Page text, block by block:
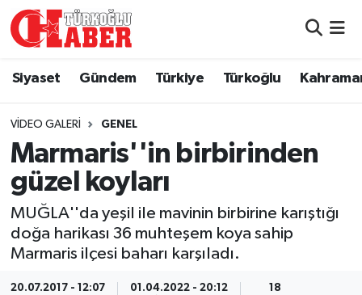
Siyaset Gündem Türkiye Türkoğlu
VIDEO GALERI GENEL
Marmaris''in birbirinden
güzel koyları
MUĞLA''da yeşil ile mavinin birbirine karıştığı
doğa harikası 36 muhteşem koya sahip
Marmaris ilçesi baharı karşıladı.
20.07.2017 - 12:07 01.04.2022 - 20:12 18
Gündem
Türkoğlu
Kahramanmaraş
Hava Durumu
Namaz Vakitleri
Trafik Durumu
Süper Lig Puan Durumu ve Fikstür